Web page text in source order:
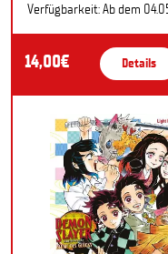
Verfügbarkeit: Ab dem
14,00€ Details